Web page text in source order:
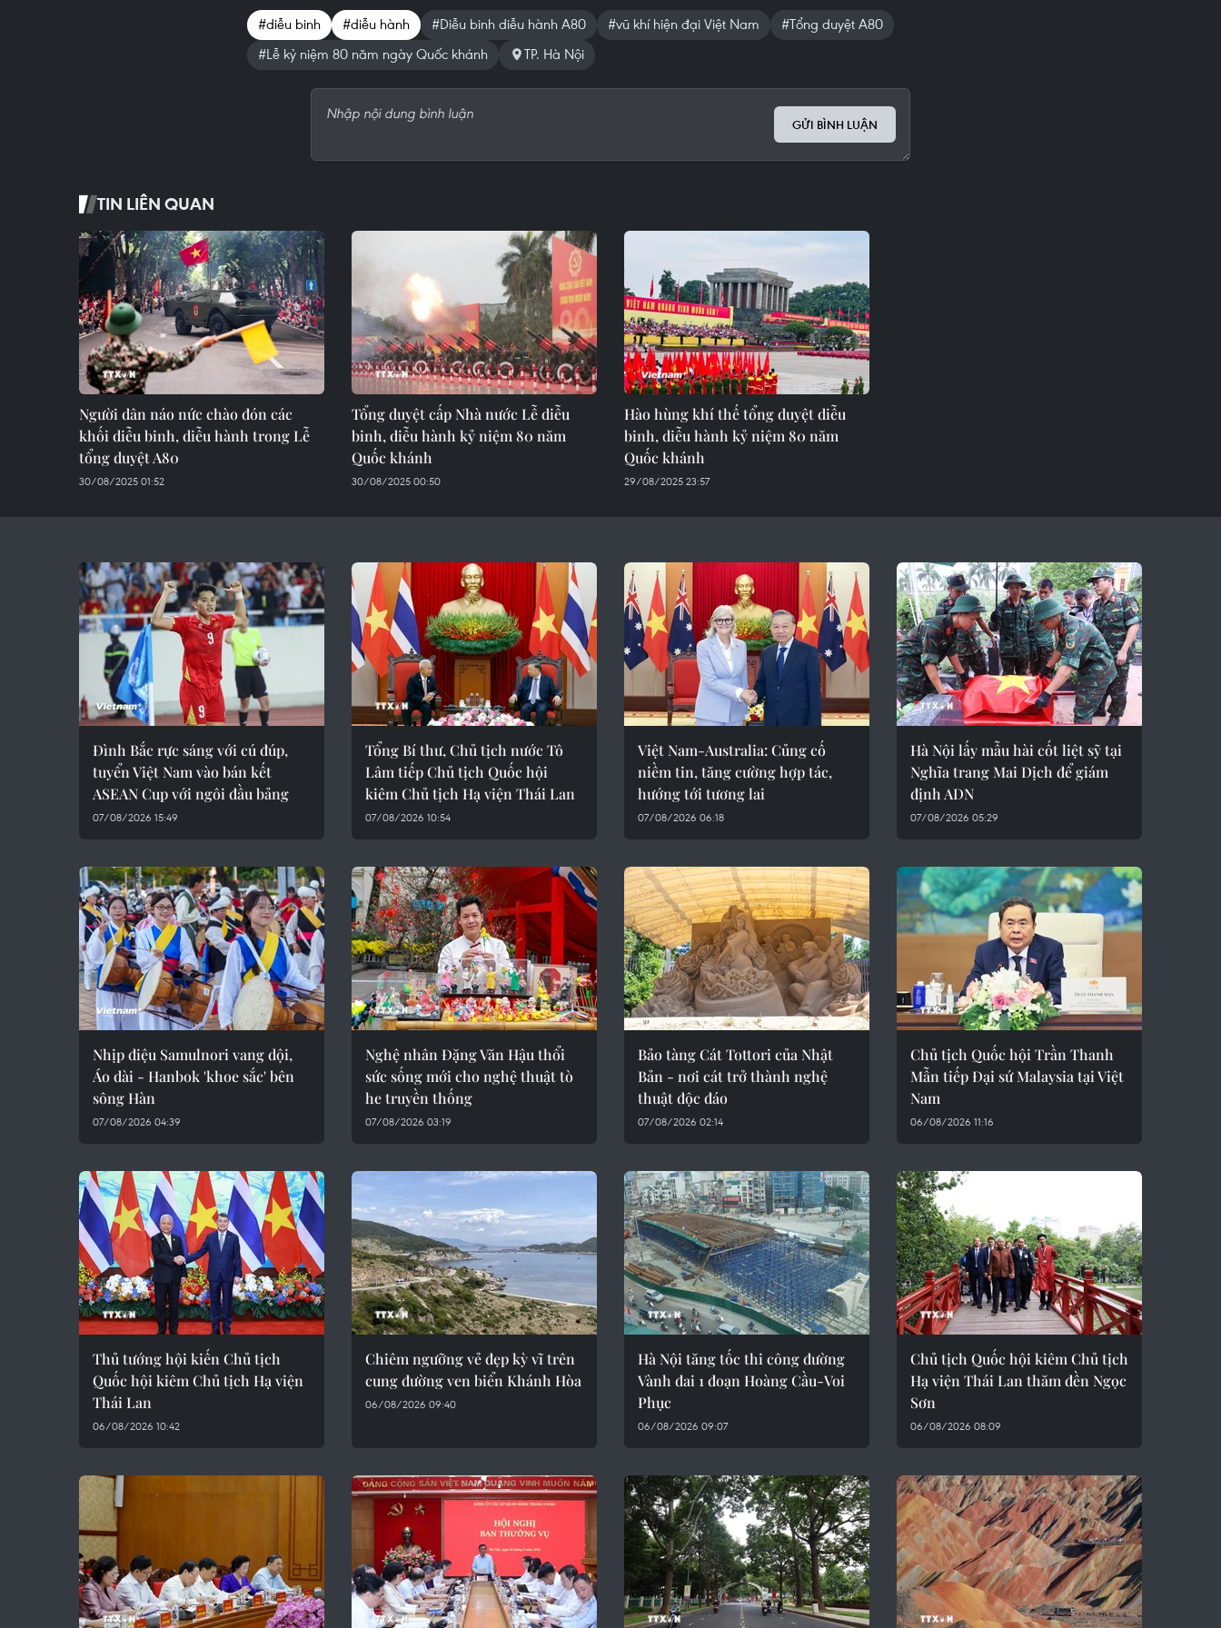
#diễu binh #diễu hành #Diễu binh diễu hành A80 #vũ khí hiện đại Việt Nam
#Tổng duyệt A80
#Lễ kỷ niệm 80 năm ngày Quốc khánh
TP. Hà Nội
GỬI BÌNH LUẬN
TIN LIÊN QUAN
Người dân náo nức chào đón các
khối diễu binh, diễu hành trong Lễ
tổng duyệt A80
30/08/2025 01:52
Tổng duyệt cấp Nhà nước Lễ diễu
binh, diễu hành kỷ niệm 80 năm
Quốc khánh
30/08/2025 00:50
Hào hùng khí thế tổng duyệt diễu
binh, diễu hành kỷ niệm 80 năm
Quốc khánh
29/08/2025 23:57
Đình Bắc rực sáng với cú đúp,
tuyển Việt Nam vào bán kết
ASEAN Cup với ngôi đầu bảng
07/08/2026 15:49
Tổng Bí thư, Chủ tịch nước Tô
Lâm tiếp Chủ tịch Quốc hội
kiêm Chủ tịch Hạ viện Thái Lan
07/08/2026 10:54
Việt Nam-Australia: Củng cố
niềm tin, tăng cường hợp tác,
hướng tới tương lai
07/08/2026 06:18
Hà Nội lấy mẫu hài cốt liệt sỹ tại
Nghĩa trang Mai Dịch để giám
định ADN
07/08/2026 05:29
Nhịp điệu Samulnori vang dội,
Áo dài - Hanbok 'khoe sắc' bên
sông Hàn
07/08/2026 04:39
Nghệ nhân Đặng Văn Hậu thổi
sức sống mới cho nghệ thuật tò
he truyền thống
07/08/2026 03:19
Bảo tàng Cát Tottori của Nhật
Bản - nơi cát trở thành nghệ
thuật độc đáo
07/08/2026 02:14
Chủ tịch Quốc hội Trần Thanh
Mẫn tiếp Đại sứ Malaysia tại Việt
Nam
06/08/2026 11:16
Thủ tướng hội kiến Chủ tịch
Quốc hội kiêm Chủ tịch Hạ viện
Thái Lan
06/08/2026 10:42
Chiêm ngưỡng vẻ đẹp kỳ vĩ trên
cung đường ven biển Khánh Hòa
06/08/2026 09:40
Hà Nội tăng tốc thi công đường
Vành đai 1 đoạn Hoàng Cầu-Voi
Phục
06/08/2026 09:07
Chủ tịch Quốc hội kiêm Chủ tịch
Hạ viện Thái Lan thăm đền Ngọc
Sơn
06/08/2026 08:09